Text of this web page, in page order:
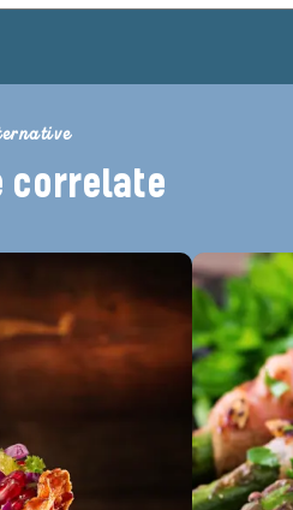
correlate